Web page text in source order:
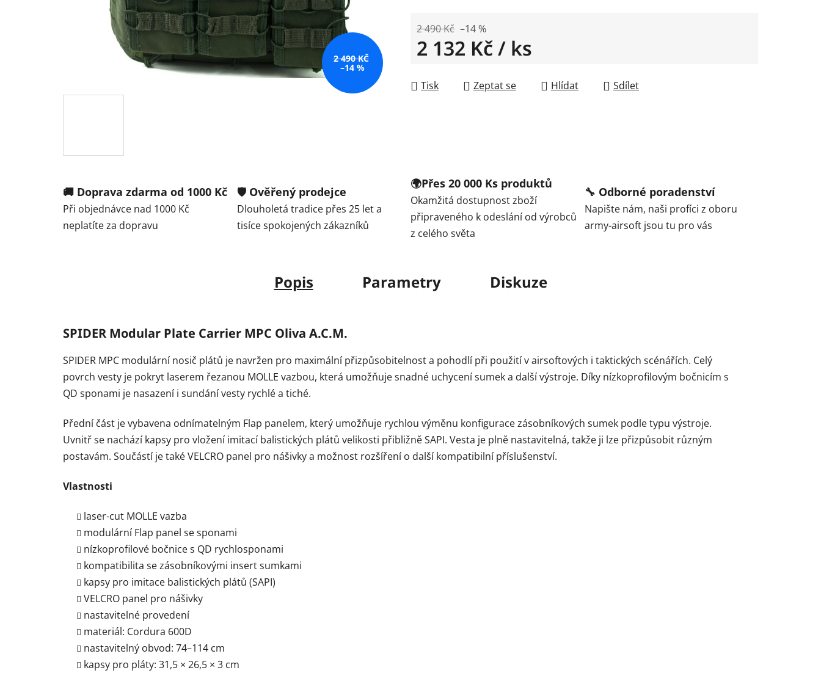
2 490 Kč –14 %
2 132 Kč/ ks
Tisk
Zeptat se Hlídat Sdílet
2 490 KČ
–14 %
🚚 Doprava zdarma od 1000 Kč
Při objednávce nad 1000 Kč
neplatíte za dopravu
🛡️ Ověřený prodejce
Dlouholetá tradice přes 25 let a
tisíce spokojených zákazníků
🌍Přes 20 000 Ks produktů
Okamžitá dostupnost zboží
připraveného k odeslání od výrobců
z celého světa
🔧 Odborné poradenství
Napište nám, naši profíci z oboru
army-airsoft jsou tu pro vás
Popis Parametry Diskuze
SPIDER Modular Plate Carrier MPC Oliva A.C.M.
SPIDER MPC modulární nosič plátů je navržen pro maximální přizpůsobitelnost a pohodlí při použití v airsoftových i taktických scénářích. Celý
povrch vesty je pokryt laserem řezanou MOLLE vazbou, která umožňuje snadné uchycení sumek a další výstroje. Díky nízkoprofilovým bočnicím s
QD sponami je nasazení i sundání vesty rychlé a tiché.
Přední část je vybavena odnímatelným Flap panelem, který umožňuje rychlou výměnu konfigurace zásobníkových sumek podle typu výstroje.
Uvnitř se nachází kapsy pro vložení imitací balistických plátů velikosti přibližně SAPI. Vesta je plně nastavitelná, takže ji lze přizpůsobit různým
postavám. Součástí je také VELCRO panel pro nášivky a možnost rozšíření o další kompatibilní příslušenství.
Vlastnosti
laser-cut MOLLE vazba
modulární Flap panel se sponami
nízkoprofilové bočnice s QD rychlosponami
kompatibilita se zásobníkovými insert sumkami
kapsy pro imitace balistických plátů (SAPI)
VELCRO panel pro nášivky
nastavitelné provedení
materiál: Cordura 600D
nastavitelný obvod: 74–114 cm
kapsy pro pláty: 31,5 × 26,5 × 3 cm